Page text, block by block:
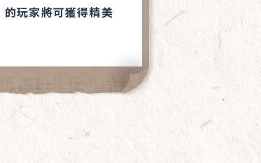
的玩家將可獲得精美